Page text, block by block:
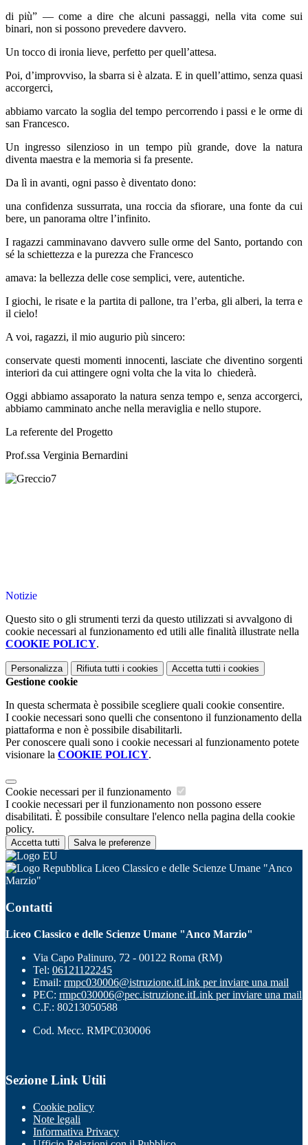
di più” — come a dire che alcuni passaggi, nella vita come sui
binari, non si possono prevedere davvero.
Un tocco di ironia lieve, perfetto per quell’attesa.
Poi, d’improvviso, la sbarra si è alzata. E in quell’attimo, senza quasi
accorgerci,
abbiamo varcato la soglia del tempo percorrendo i passi e le orme di
san Francesco.
Un ingresso silenzioso in un tempo più grande, dove la natura
diventa maestra e la memoria si fa presente.
Da lì in avanti, ogni passo è diventato dono:
una confidenza sussurrata, una roccia da sfiorare, una fonte da cui
bere, un panorama oltre l’infinito.
I ragazzi camminavano davvero sulle orme del Santo, portando con
sé la schiettezza e la purezza che Francesco
amava: la bellezza delle cose semplici, vere, autentiche.
I giochi, le risate e la partita di pallone, tra l’erba, gli alberi, la terra e
il cielo!
A voi, ragazzi, il mio augurio più sincero:
conservate questi momenti innocenti, lasciate che diventino sorgenti
interiori da cui attingere ogni volta che la vita lo chiederà.
Oggi abbiamo assaporato la natura senza tempo e, senza accorgerci,
abbiamo camminato anche nella meraviglia e nello stupore.
La referente del Progetto
Prof.ssa Verginia Bernardini
Notizie
Questo sito o gli strumenti terzi da questo utilizzati si avvalgono di
cookie necessari al funzionamento ed utili alle finalità illustrate nella
COOKIE POLICY.
Personalizza Rifiuta tutti i cookies Accetta tutti i cookies
Gestione cookie
In questa schermata è possibile scegliere quali cookie consentire.
I cookie necessari sono quelli che consentono il funzionamento della
piattaforma e non è possibile disabilitarli.
Per conoscere quali sono i cookie necessari al funzionamento potete
visionare la COOKIE POLICY.
Cookie necessari per il funzionamento
I cookie necessari per il funzionamento non possono essere
disabilitati. È possibile consultare l'elenco nella pagina della cookie
policy.
Accetta tutti Salva le preferenze
Liceo Classico e delle Scienze Umane "Anco
Marzio"
Contatti
Liceo Classico e delle Scienze Umane "Anco Marzio"
Via Capo Palinuro, 72 - 00122 Roma (RM)
Tel: 06121122245
Email: rmpc030006@istruzione.itLink per inviare una mail
PEC: rmpc030006@pec.istruzione.itLink per inviare una mail
C.F.: 80213050588
Cod. Mecc. RMPC030006
Sezione Link Utili
Cookie policy
Note legali
Informativa Privacy